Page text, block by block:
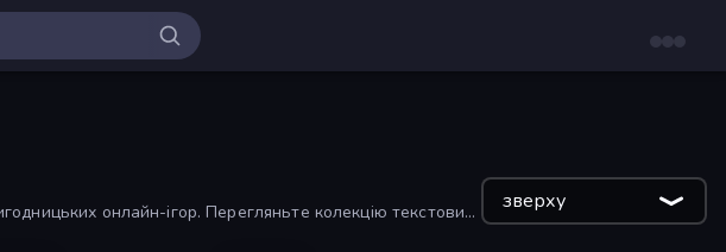
онлайн-ігор. Перегляньте колекцію текстових
зверху